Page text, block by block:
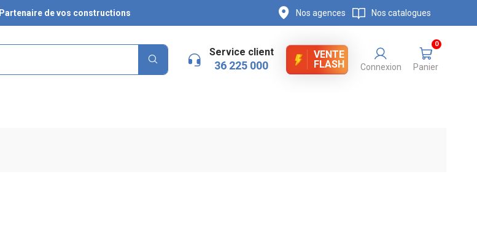
Partenaire de vos constructions Nos agences Nos catalogues
Service client
36 225 000
VENTE
FLASH
Connexion Panier
0